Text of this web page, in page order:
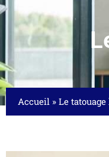
Accueil » Le